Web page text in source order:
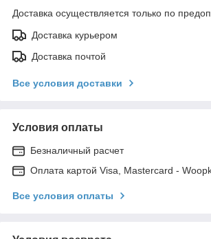
Доставка осуществляется только по
Доставка курьером
Доставка почтой
Все условия доставки
Условия оплаты
Безналичный расчет
Оплата картой Visa, Mastercard -
Все условия оплаты